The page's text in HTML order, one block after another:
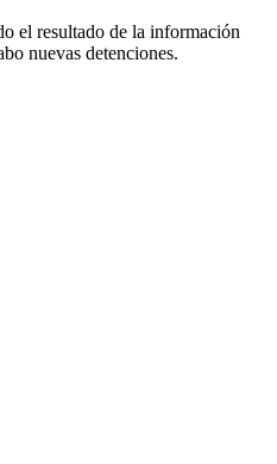
el resultado de la información
nuevas detenciones.